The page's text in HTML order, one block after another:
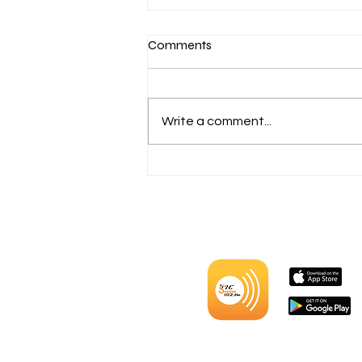
Comments
Write a comment...